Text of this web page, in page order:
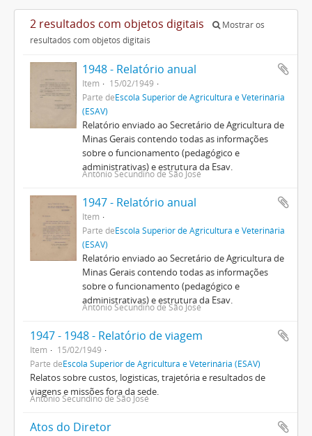
2 resultados com objetos digitais
Mostrar os
resultados com objetos digitais
1948 - Relatório anual
Item
15/02/1949
Parte deEscola Superior de Agricultura e Veterinária
(ESAV)
Relatório enviado ao Secretário de Agricultura de
Minas Gerais contendo todas as informações
sobre o funcionamento (pedagógico e
administrativas) e estrutura da Esav.
Antônio Secundino de São José
1947 - Relatório anual
Item
Parte deEscola Superior de Agricultura e Veterinária
(ESAV)
Relatório enviado ao Secretário de Agricultura de
Minas Gerais contendo todas as informações
sobre o funcionamento (pedagógico e
administrativas) e estrutura da Esav.
Antônio Secundino de São José
1947 - 1948 - Relatório de viagem
Item
15/02/1949
Parte deEscola Superior de Agricultura e Veterinária (ESAV)
Relatos sobre custos, logisticas, trajetória e resultados de
viagens e missões fora da sede.
Antônio Secundino de São José
Atos do Diretor